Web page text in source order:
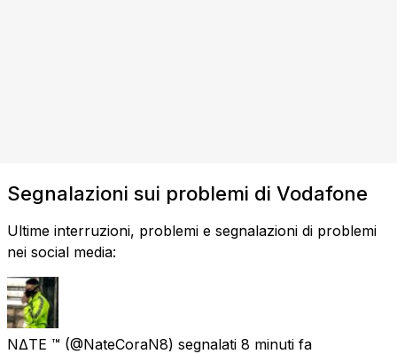
Segnalazioni sui problemi di Vodafone
Ultime interruzioni, problemi e segnalazioni di problemi
nei social media:
NΔTE ™️ (@NateCoraN8) segnalati 8 minuti fa